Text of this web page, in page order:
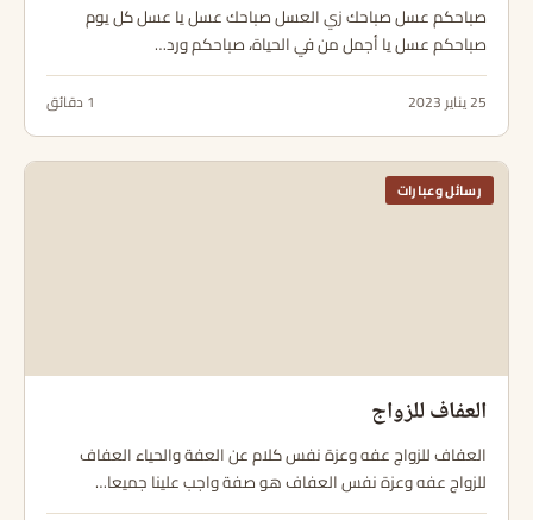
صباحكم عسل صباحك زي العسل صباحك عسل يا عسل كل يوم
صباحكم عسل يا أجمل من في الحياة، صباحكم ورد…
25 يناير 2023 1 دقائق
رسائل وعبارات
العفاف للزواج
العفاف للزواج عفه وعزة نفس كلام عن العفة والحياء العفاف
للزواج عفه وعزة نفس العفاف هو صفة واجب علينا جميعا…